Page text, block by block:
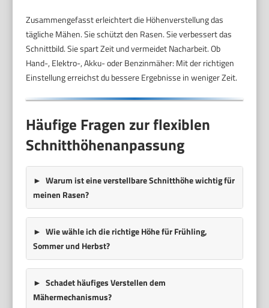
Zusammengefasst erleichtert die Höhenverstellung das
tägliche Mähen. Sie schützt den Rasen. Sie verbessert das
Schnittbild. Sie spart Zeit und vermeidet Nacharbeit. Ob
Hand-, Elektro-, Akku- oder Benzinmäher: Mit der richtigen
Einstellung erreichst du bessere Ergebnisse in weniger Zeit.
Häufige Fragen zur flexiblen
Schnitthöhenanpassung
Warum ist eine verstellbare Schnitthöhe wichtig für
meinen Rasen?
Wie wähle ich die richtige Höhe für Frühling,
Sommer und Herbst?
Schadet häufiges Verstellen dem
Mähermechanismus?